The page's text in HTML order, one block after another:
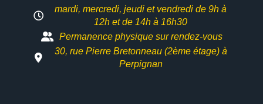
mardi, mercredi, jeudi et vendredi de 9h à
12h etde 14h à 16h30
Permanence physique sur rendez-vous
30, rue Pierre Bretonneau (2ème étage) à
Perpignan